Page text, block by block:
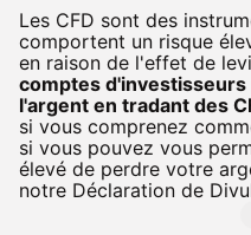
Les CFD sont des
comportent un risque
en raison de l'effet de
comptes
l'argent en tradant des
si vous comprenez
si vous pouvez vous
élevé de perdre votre
notre Déclaration de